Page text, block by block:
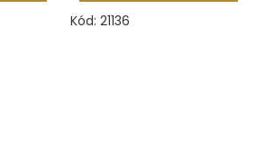
Kód: 21136